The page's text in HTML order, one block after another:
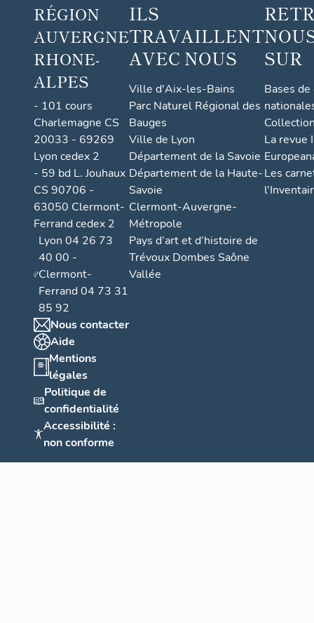
RÉGION
AUVERGNE
RHONE-
ALPES
- 101 cours
Charlemagne CS
20033 - 69269
Lyon cedex 2
- 59 bd L. Jouhaux
CS 90706 -
63050 Clermont-
Ferrand cedex 2
Lyon 04 26 73
40 00 -
Clermont-
Ferrand 04 73 31
85 92
Nous contacter
Aide
Mentions
légales
Politique de
confidentialité
Accessibilité :
non conforme
ILS
TRAVAILLENT
AVEC NOUS
Ville d'Aix-les-Bains
Parc Naturel Régional des
Bauges
Ville de Lyon
Département de la Savoie
Département de la Haute-
Savoie
Clermont-Auvergne-
Métropole
Pays d’art et d’histoire de
Trévoux Dombes Saône
Vallée
SUR
Bases
La revue
Les